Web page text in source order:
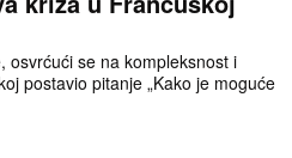
osvrćući se na kompleksnost i
postavio pitanje „Kako je moguće